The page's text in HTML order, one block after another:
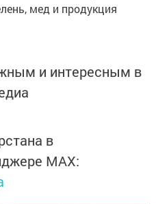
мед и продукция
и интересным в
в
MАХ: